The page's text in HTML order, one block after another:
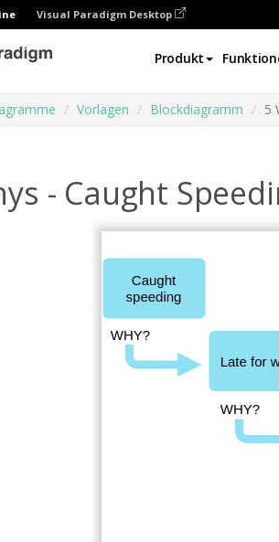
Visual Paradigm Desktop
Produkt
Vorlagen Blockdiagramm 5
- Caught